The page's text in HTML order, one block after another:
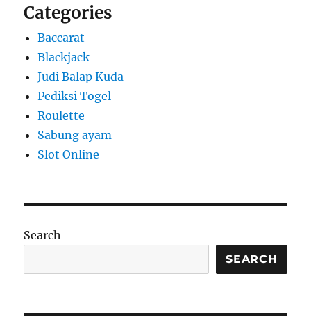
Categories
Baccarat
Blackjack
Judi Balap Kuda
Pediksi Togel
Roulette
Sabung ayam
Slot Online
Search
SEARCH